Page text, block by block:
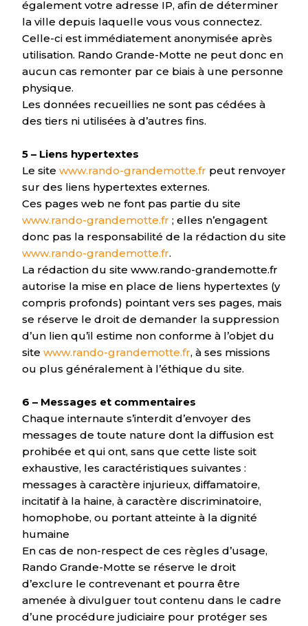
également votre adresse IP, afin de déterminer
la ville depuis laquelle vous vous connectez.
Celle-ci est immédiatement anonymisée après
utilisation. Rando Grande-Motte ne peut donc en
aucun cas remonter par ce biais à une personne
physique.
Les données recueillies ne sont pas cédées à
des tiers ni utilisées à d’autres fins.
5 – Liens hypertextes
Le site www.rando-grandemotte.fr peut renvoyer
sur des liens hypertextes externes.
Ces pages web ne font pas partie du site
www.rando-grandemotte.fr ; elles n’engagent
donc pas la responsabilité de la rédaction du site
www.rando-grandemotte.fr.
La rédaction du site www.rando-grandemotte.fr
autorise la mise en place de liens hypertextes (y
compris profonds) pointant vers ses pages, mais
se réserve le droit de demander la suppression
d’un lien qu’il estime non conforme à l’objet du
site www.rando-grandemotte.fr, à ses missions
ou plus généralement à l’éthique du site.
6 – Messages et commentaires
Chaque internaute s’interdit d’envoyer des
messages de toute nature dont la diffusion est
prohibée et qui ont, sans que cette liste soit
exhaustive, les caractéristiques suivantes :
messages à caractère injurieux, diffamatoire,
incitatif à la haine, à caractère discriminatoire,
homophobe, ou portant atteinte à la dignité
humaine
En cas de non-respect de ces règles d’usage,
Rando Grande-Motte se réserve le droit
d’exclure le contrevenant et pourra être
amenée à divulguer tout contenu dans le cadre
d’une procédure judiciaire pour protéger ses